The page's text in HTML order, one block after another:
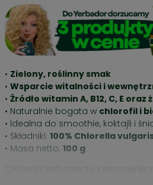
–
100
g
–
Źródło
Witaminy
B12
i
Żelaza
• Zielony, roślinny smak
• Wsparcie witalności i
• Źródło witamin A, B12, C, E oraz
• Naturalnie bogata w chlorofil i
• Idealna do smoothie, koktajli i
• Składniki: 100% Chlorella
• Masa netto: 100 g
Chlorella Yerbador to intensywnie